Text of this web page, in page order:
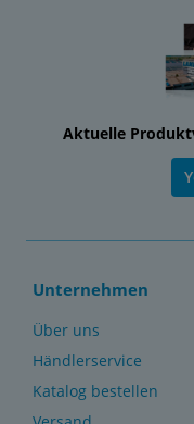
Aktuelle
Unternehmen
Über uns
Händlerservice
Katalog bestellen